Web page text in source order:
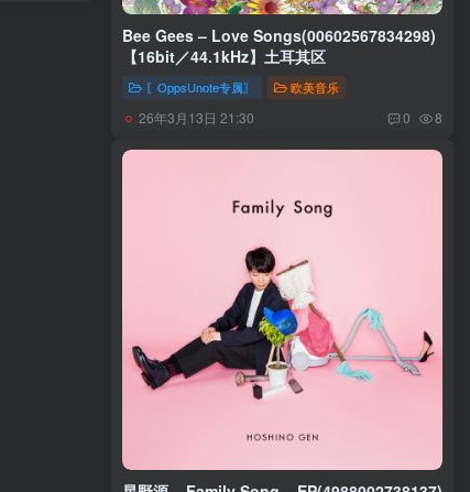
Bee Gees – Love Songs(00602567834298)
【16bit／44.1kHz】土耳其区
〖OppsUnote专属〗 欧美音乐
26年3月13日 21:30 0 8